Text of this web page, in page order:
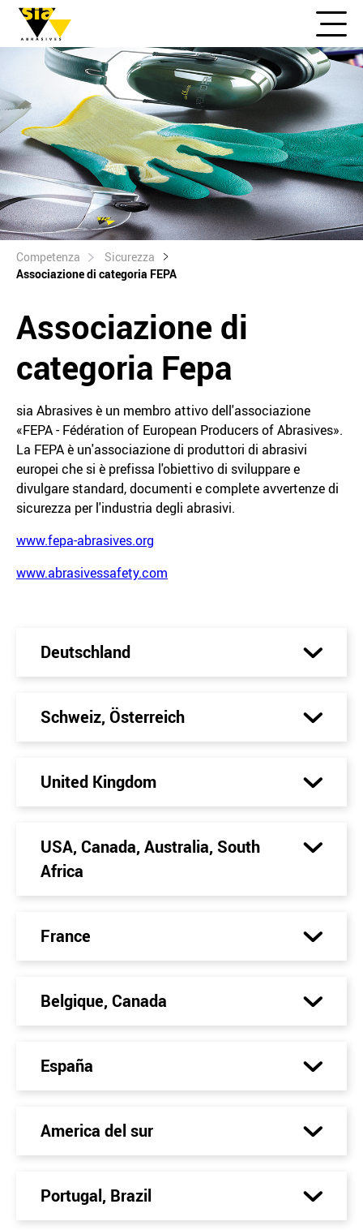
Competenza
Sicurezza
Associazione di categoria FEPA
Associazione di
categoria Fepa
sia Abrasives è un membro attivo dell'associazione
«FEPA - Fédération of European Producers of Abrasives».
La FEPA è un'associazione di produttori di abrasivi
europei che si è prefissa l'obiettivo di sviluppare e
divulgare standard, documenti e complete avvertenze di
sicurezza per l'industria degli abrasivi.
www.fepa-abrasives.org
www.abrasivessafety.com
Deutschland
Schweiz, Österreich
United Kingdom
USA, Canada, Australia, South
Africa
France
Belgique, Canada
España
America del sur
Portugal, Brazil